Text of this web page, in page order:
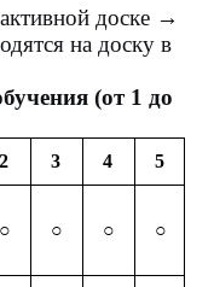
доске →
на доску в
(от 1 до
2 3 4 5
○ ○ ○ ○